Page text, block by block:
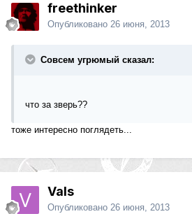
freethinker
Опубликовано 26 июня, 2013
Совсем угрюмый сказал:
что за зверь??
тоже интересно поглядеть...
Vals
Опубликовано 26 июня, 2013